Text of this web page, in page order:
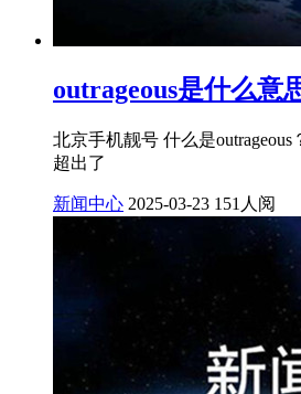
outrageous是什么意
北京手机靓号 什么是
超出了
新闻中心 2025-03-23 151人阅